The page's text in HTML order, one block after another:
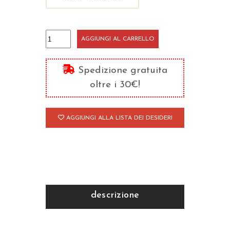
Commento
ai
Profeti
minori
quantità
AGGIUNGI AL CARRELLO
Spedizione gratuita
oltre i 30€!
AGGIUNGI ALLA LISTA DEI DESIDERI
descrizione